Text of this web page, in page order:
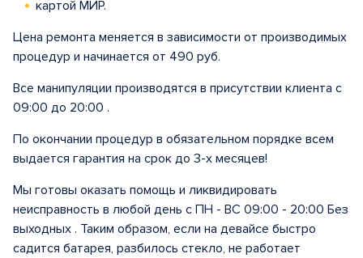
картой МИР.
Цена ремонта меняется в зависимости от производимых
процедур и начинается от 490 руб.
Все манипуляции производятся в присутствии клиента с
09:00 до 20:00 .
По окончании процедур в обязательном порядке всем
выдается гарантия на срок до 3-х месяцев!
Мы готовы оказать помощь и ликвидировать
неисправность в любой день с ПН - ВС 09:00 - 20:00 Без
выходных . Таким образом, если на девайсе быстро
садится батарея, разбилось стекло, не работает